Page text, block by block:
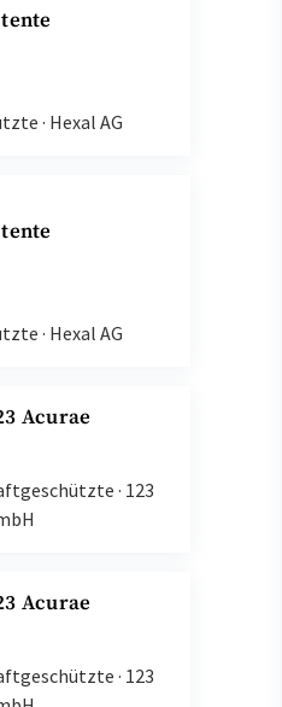
· Hexal AG
· Hexal AG
Acurae
· 123
Acurae
· 123